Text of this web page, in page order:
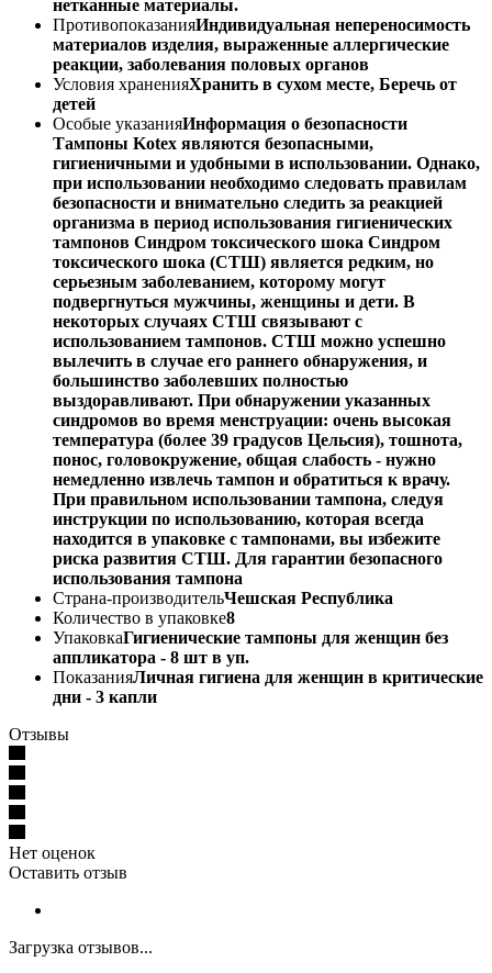
нетканные материалы.
ПротивопоказанияИндивидуальная непереносимость
материалов изделия, выраженные аллергические
реакции, заболевания половых органов
Условия храненияХранить в сухом месте, Беречь от
детей
Особые указанияИнформация о безопасности
Тампоны Kotex являются безопасными,
гигиеничными и удобными в использовании. Однако,
при использовании необходимо следовать правилам
безопасности и внимательно следить за реакцией
организма в период использования гигиенических
тампонов Синдром токсического шока Синдром
токсического шока (СТШ) является редким, но
серьезным заболеванием, которому могут
подвергнуться мужчины, женщины и дети. В
некоторых случаях СТШ связывают с
использованием тампонов. СТШ можно успешно
вылечить в случае его раннего обнаружения, и
большинство заболевших полностью
выздоравливают. При обнаружении указанных
синдромов во время менструации: очень высокая
температура (более 39 градусов Цельсия), тошнота,
понос, головокружение, общая слабость - нужно
немедленно извлечь тампон и обратиться к врачу.
При правильном использовании тампона, следуя
инструкции по использованию, которая всегда
находится в упаковке с тампонами, вы избежите
риска развития СТШ. Для гарантии безопасного
использования тампона
Страна-производительЧешская Республика
Количество в упаковке8
УпаковкаГигиенические тампоны для женщин без
аппликатора - 8 шт в уп.
ПоказанияЛичная гигиена для женщин в критические
дни - 3 капли
Отзывы
Нет оценок
Оставить отзыв
Загрузка отзывов...